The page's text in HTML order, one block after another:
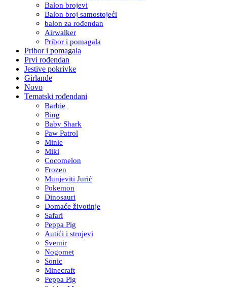
Balon brojevi
Balon broj samostojeći
balon za rođendan
Airwalker
Pribor i pomagala
Pribor i pomagala
Prvi rođendan
Jestive pokrivke
Girlande
Novo
Tematski rođendani
Barbie
Bing
Baby Shark
Paw Patrol
Minie
Miki
Cocomelon
Frozen
Munjeviti Jurić
Pokemon
Dinosauri
Domaće životinje
Safari
Peppa Pig
Autići i strojevi
Svemir
Nogomet
Sonic
Minecraft
Peppa Pig